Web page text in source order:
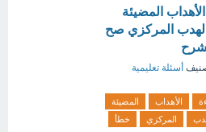
المضيئة
الهدب المركزي صح
أسئلة تعليمية
الأهداب
المضيئة
المركزي خطأ